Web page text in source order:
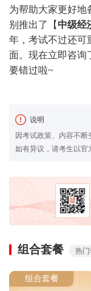
为帮助大家更好地
别推出了【 中级经
年，考试不过还可
面。现在立即咨询
要错过啦~
说明
因考试政策、内容不断
如有异议，请考生以官
组合套餐 热
组合套餐